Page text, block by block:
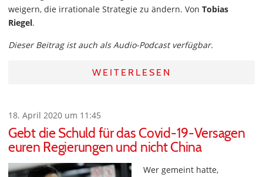
weigern, die irrationale Strategie zu ändern. Von Tobias
Riegel.
Dieser Beitrag ist auch als Audio-Podcast verfügbar.
WEITERLESEN
18. April 2020 um 11:45
Gebt die Schuld für das Covid-19-Versagen
euren Regierungen und nicht China
Wer gemeint hatte,